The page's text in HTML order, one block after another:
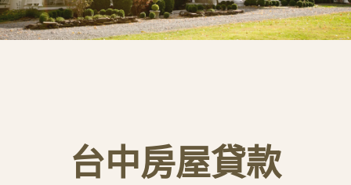
台中房屋貸款